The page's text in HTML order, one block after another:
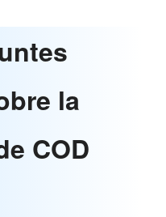
la
COD